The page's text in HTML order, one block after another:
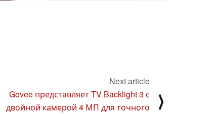
Next article
Govee представляет TV Backlight 3 с
двойной камерой 4 МП для точного
⟩